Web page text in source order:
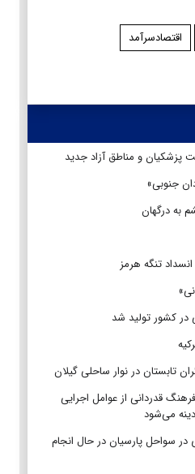
اقتصادسرآمد
پزشکیان و مناطق آزاد جدید
جنوبی»
به درگهان
تنگه هرمز
تابستان در نوار ساحلی گیلان
قدردانی از عوامل اجرایی
می‌شود
سواحل پارسیان در حال انجام